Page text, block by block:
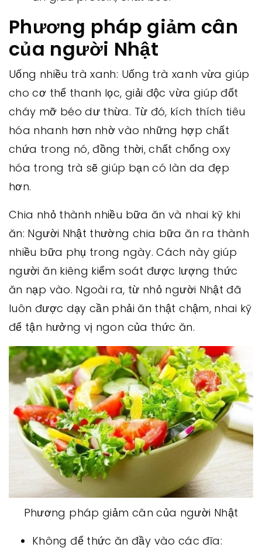
Phương pháp giảm cân
của người Nhật
Uống nhiều trà xanh: Uống trà xanh vừa giúp
cho cơ thể thanh lọc, giải độc vừa giúp đốt
cháy mỡ béo dư thừa. Từ đó, kích thích tiêu
hóa nhanh hơn nhờ vào những hợp chất
chứa trong nó, đồng thời, chất chống oxy
hóa trong trà sẽ giúp bạn có làn da đẹp
hơn.
Chia nhỏ thành nhiều bữa ăn và nhai kỹ khi
ăn: Người Nhật thường chia bữa ăn ra thành
nhiều bữa phụ trong ngày. Cách này giúp
người ăn kiêng kiểm soát được lượng thức
ăn nạp vào. Ngoài ra, từ nhỏ người Nhật đã
luôn được dạy cần phải ăn thật chậm, nhai kỹ
để tận hưởng vị ngon của thức ăn.
Phương pháp giảm cân của người Nhật
Không để thức ăn đầy vào các đĩa: